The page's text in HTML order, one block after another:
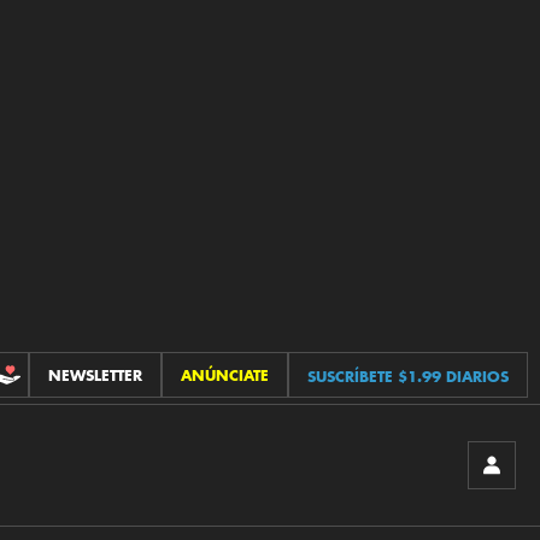
CONTRIBUCIONES
NEWSLETTER ANÚNCIATE SUSCRÍBETE $1.99 DIARIOS